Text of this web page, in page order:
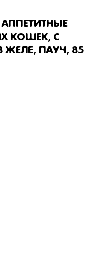
КОШЕК, С
ЖЕЛЕ, ПАУЧ, 85